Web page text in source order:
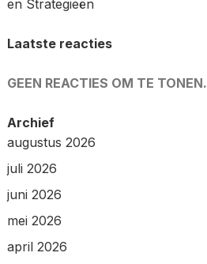
en Strategieën
Laatste reacties
GEEN REACTIES OM TE TONEN.
Archief
augustus 2026
juli 2026
juni 2026
mei 2026
april 2026